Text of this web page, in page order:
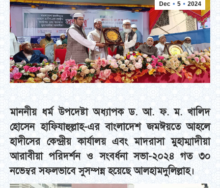
Dec 5 2024
মাননীয় ধর্ম উপদেষ্টা অধ্যাপক ড. আ. ফ. ম. খালিদ
হোসেন হাফিযাহুল্লাহ-এর বাংলাদেশ জমঈয়তে আহলে
হাদীসের কেন্দ্রীয় কার্যালয় এবং মাদরাসা মুহাম্মাদীয়া
আরাবীয়া পরিদর্শন ও সংবর্ধনা সভা-২০২৪ গত ৩০
নভেম্বর সফলভাবে সুসম্পন্ন হয়েছে আলহামদুলিল্লাহ।